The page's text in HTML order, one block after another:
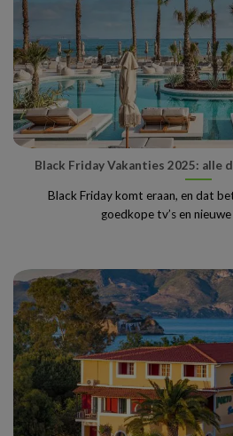
Black Friday Vakanties 2025: alle
Black Friday komt eraan, en dat
goedkope tv’s en